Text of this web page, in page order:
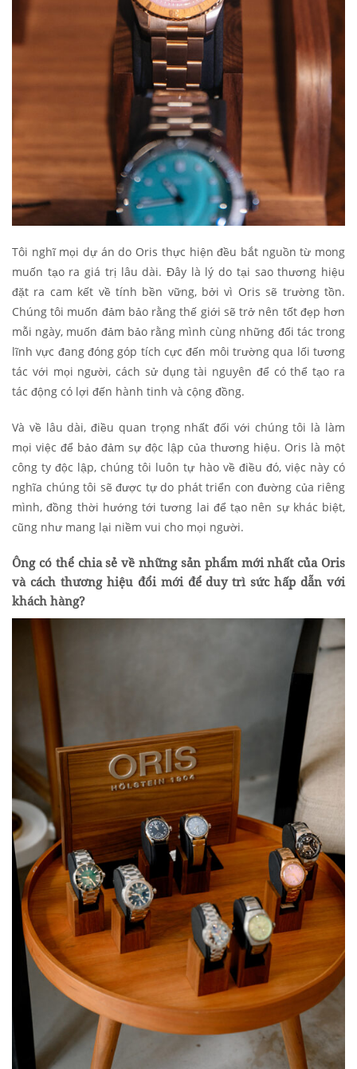
Tôi nghĩ mọi dự án do Oris thực hiện đều bắt nguồn từ mong
muốn tạo ra giá trị lâu dài. Đây là lý do tại sao thương hiệu
đặt ra cam kết về tính bền vững, bởi vì Oris sẽ trường tồn.
Chúng tôi muốn đảm bảo rằng thế giới sẽ trở nên tốt đẹp hơn
mỗi ngày, muốn đảm bảo rằng mình cùng những đối tác trong
lĩnh vực đang đóng góp tích cực đến môi trường qua lối tương
tác với mọi người, cách sử dụng tài nguyên để có thể tạo ra
tác động có lợi đến hành tinh và cộng đồng.
Và về lâu dài, điều quan trọng nhất đối với chúng tôi là làm
mọi việc để bảo đảm sự độc lập của thương hiệu. Oris là một
công ty độc lập, chúng tôi luôn tự hào về điều đó, việc này có
nghĩa chúng tôi sẽ được tự do phát triển con đường của riêng
mình, đồng thời hướng tới tương lai để tạo nên sự khác biệt,
cũng như mang lại niềm vui cho mọi người.
Ông có thể chia sẻ về những sản phẩm mới nhất của Oris
và cách thương hiệu đổi mới để duy trì sức hấp dẫn với
khách hàng?